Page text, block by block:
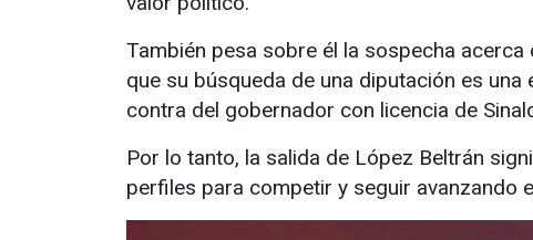
También pesa sobre él la sospecha
que su búsqueda de una diputación es
contra del gobernador con licencia de
Por lo tanto, la salida de López Beltrán
perfiles para competir y seguir avanzando